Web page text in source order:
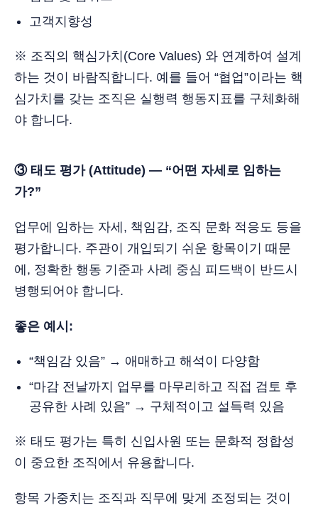
고객지향성
※ 조직의 핵심가치(Core Values) 와 연계하여 설계
하는 것이 바람직합니다. 예를 들어 “협업”이라는 핵
심가치를 갖는 조직은 실행력 행동지표를 구체화해
야 합니다.
③ 태도 평가 (Attitude) — “어떤 자세로 임하는
가?”
업무에 임하는 자세, 책임감, 조직 문화 적응도 등을
평가합니다. 주관이 개입되기 쉬운 항목이기 때문
에, 정확한 행동 기준과 사례 중심 피드백이 반드시
병행되어야 합니다.
좋은 예시:
“책임감 있음” → 애매하고 해석이 다양함
“마감 전날까지 업무를 마무리하고 직접 검토 후
공유한 사례 있음” → 구체적이고 설득력 있음
※ 태도 평가는 특히 신입사원 또는 문화적 정합성
이 중요한 조직에서 유용합니다.
항목 가중치는 조직과 직무에 맞게 조정되는 것이